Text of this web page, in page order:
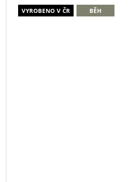
VYROBENO V ČR BĚH